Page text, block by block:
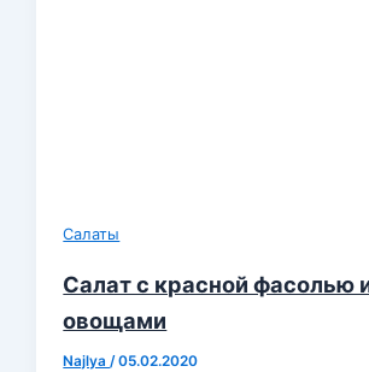
Салаты
Салат с красной фасолью
овощами
Najlya/05.02.2020